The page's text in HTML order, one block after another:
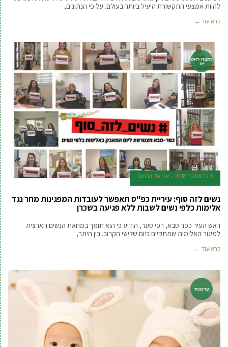
להוות אמצעי התקשורת היעיל ביותר בעולם. על פי הנתונים,
קרא עוד ←
כתבה ראש
ית
3 בדצמבר 2018 אביעד ברטוב
נשים לזה סוף: עיריית כפ"ס תאפשר לעובדות המפגינות מחר נגד
אלימות כלפי נשים לשבות ללא פגיעה בשכרן
ראש העיר כפר סבא, רפי סער, הודיע כי הוא תומך במחאת הנשים הארצית
למיגור האלימות שתתקיים ביום שלישי הקרוב. בין היתר,
קרא עוד ←
צרכנות